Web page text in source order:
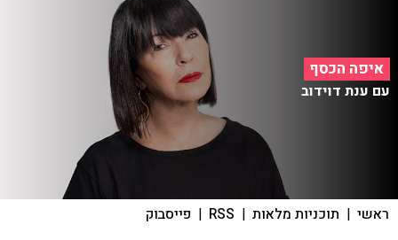
איפה הכסף
עם ענת דוידוב
ראשי | תוכניות מלאות |
RSS
| פייסבוק